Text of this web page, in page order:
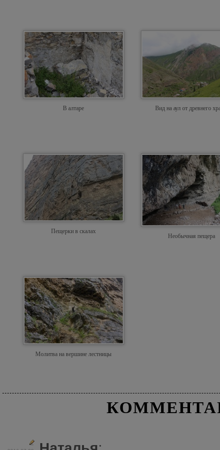
В алтаре Вид на аул от древнего
Пещерки в скалах
Необычная пещера
Молитва на вершине лестницы